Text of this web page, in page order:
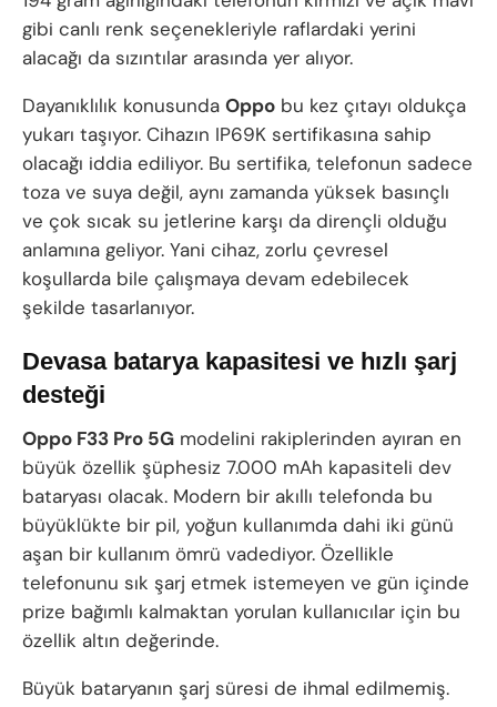
gibi canlı renk seçenekleriyle raflardaki yerini
alacağı da sızıntılar arasında yer alıyor.
Dayanıklılık konusunda Oppo bu kez çıtayı oldukça
yukarı taşıyor. Cihazın IP69K sertifikasına sahip
olacağı iddia ediliyor. Bu sertifika, telefonun sadece
toza ve suya değil, aynı zamanda yüksek basınçlı
ve çok sıcak su jetlerine karşı da dirençli olduğu
anlamına geliyor. Yani cihaz, zorlu çevresel
koşullarda bile çalışmaya devam edebilecek
şekilde tasarlanıyor.
Devasa batarya kapasitesi ve hızlı şarj
desteği
Oppo F33 Pro 5G modelini rakiplerinden ayıran en
büyük özellik şüphesiz 7.000 mAh kapasiteli dev
bataryası olacak. Modern bir akıllı telefonda bu
büyüklükte bir pil, yoğun kullanımda dahi iki günü
aşan bir kullanım ömrü vadediyor. Özellikle
telefonunu sık şarj etmek istemeyen ve gün içinde
prize bağımlı kalmaktan yorulan kullanıcılar için bu
özellik altın değerinde.
Büyük bataryanın şarj süresi de ihmal edilmemiş.